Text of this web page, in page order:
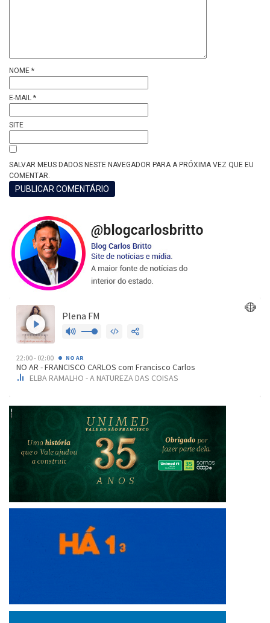
NOME *
E-MAIL *
SITE
SALVAR MEUS DADOS NESTE NAVEGADOR PARA A PRÓXIMA VEZ QUE EU
COMENTAR.